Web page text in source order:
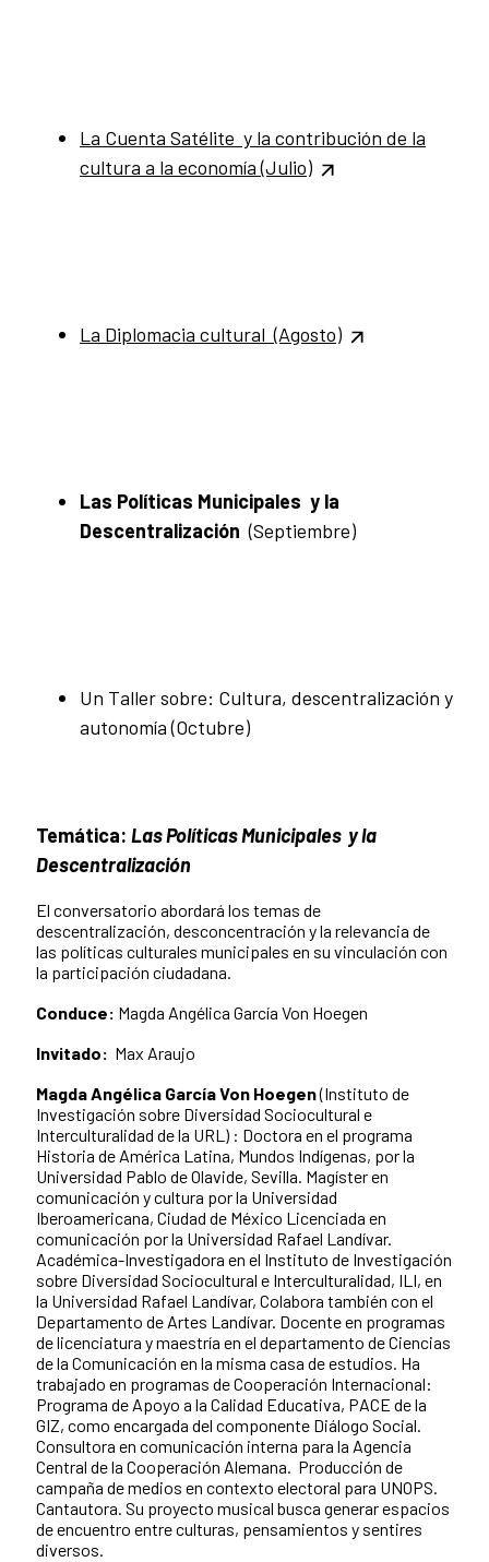
La Cuenta Satélite y la contribución de la
cultura a la economía (Julio)
La Diplomacia cultural (Agosto)
Las Políticas Municipales y la
Descentralización (Septiembre)
Un Taller sobre: Cultura, descentralización y
autonomía (Octubre)
Temática: Las Políticas Municipales y la
Descentralización
El conversatorio abordará los temas de
descentralización, desconcentración y la relevancia de
las políticas culturales municipales en su vinculación con
la participación ciudadana.
Conduce: Magda Angélica García Von Hoegen
Invitado: Max Araujo
Magda Angélica García Von Hoegen(Instituto de
Investigación sobre Diversidad Sociocultural e
Interculturalidad de la URL) : Doctora en el programa
Historia de América Latina, Mundos Indígenas, por la
Universidad Pablo de Olavide, Sevilla. Magíster en
comunicación y cultura por la Universidad
Iberoamericana, Ciudad de México Licenciada en
comunicación por la Universidad Rafael Landívar.
Académica-Investigadora en el Instituto de Investigación
sobre Diversidad Sociocultural e Interculturalidad, ILI, en
la Universidad Rafael Landívar, Colabora también con el
Departamento de Artes Landívar. Docente en programas
de licenciatura y maestría en el departamento de Ciencias
de la Comunicación en la misma casa de estudios. Ha
trabajado en programas de Cooperación Internacional:
Programa de Apoyo a la Calidad Educativa, PACE de la
GIZ, como encargada del componente Diálogo Social.
Consultora en comunicación interna para la Agencia
Central de la Cooperación Alemana. Producción de
campaña de medios en contexto electoral para UNOPS.
Cantautora. Su proyecto musical busca generar espacios
de encuentro entre culturas, pensamientos y sentires
diversos.